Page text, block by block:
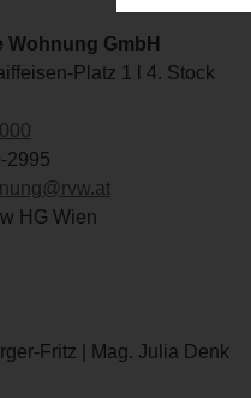
Wohnung GmbH
Platz 1 l 4. Stock
2995
HG Wien
Fritz | Mag. Julia Denk